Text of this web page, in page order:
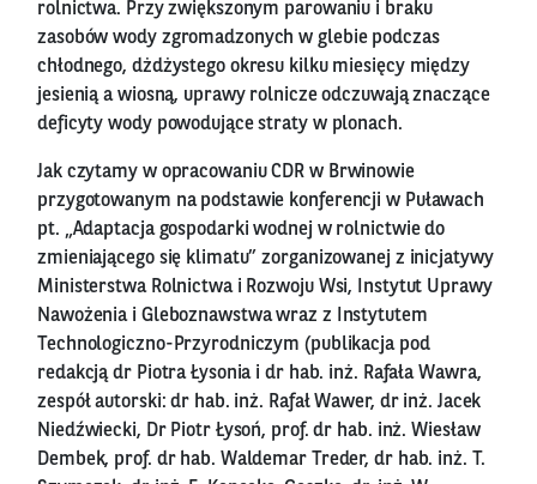
rolnictwa. Przy zwiększonym parowaniu i braku
zasobów wody zgromadzonych w glebie podczas
chłodnego, dżdżystego okresu kilku miesięcy między
jesienią a wiosną, uprawy rolnicze odczuwają znaczące
deficyty wody powodujące straty w plonach.
Jak czytamy w opracowaniu CDR w Brwinowie
przygotowanym na podstawie konferencji w Puławach
pt. „Adaptacja gospodarki wodnej w rolnictwie do
zmieniającego się klimatu” zorganizowanej z inicjatywy
Ministerstwa Rolnictwa i Rozwoju Wsi, Instytut Uprawy
Nawożenia i Gleboznawstwa wraz z Instytutem
Technologiczno-Przyrodniczym (publikacja pod
redakcją dr Piotra Łysonia i dr hab. inż. Rafała Wawra,
zespół autorski: dr hab. inż. Rafał Wawer, dr inż. Jacek
Niedźwiecki, Dr Piotr Łysoń, prof. dr hab. inż. Wiesław
Dembek, prof. dr hab. Waldemar Treder, dr hab. inż. T.